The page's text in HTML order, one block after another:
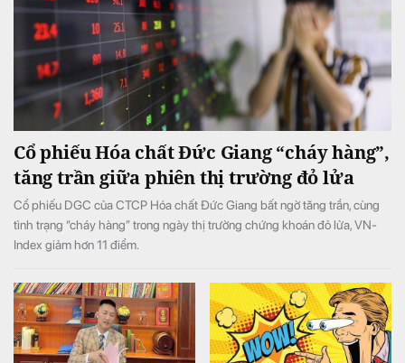
Cổ phiếu Hóa chất Đức Giang “cháy hàng”,
tăng trần giữa phiên thị trường đỏ lửa
Cổ phiếu DGC của CTCP Hóa chất Đức Giang bất ngờ tăng trần, cùng
tình trạng “cháy hàng” trong ngày thị trường chứng khoán đỏ lửa, VN-
Index giảm hơn 11 điểm.